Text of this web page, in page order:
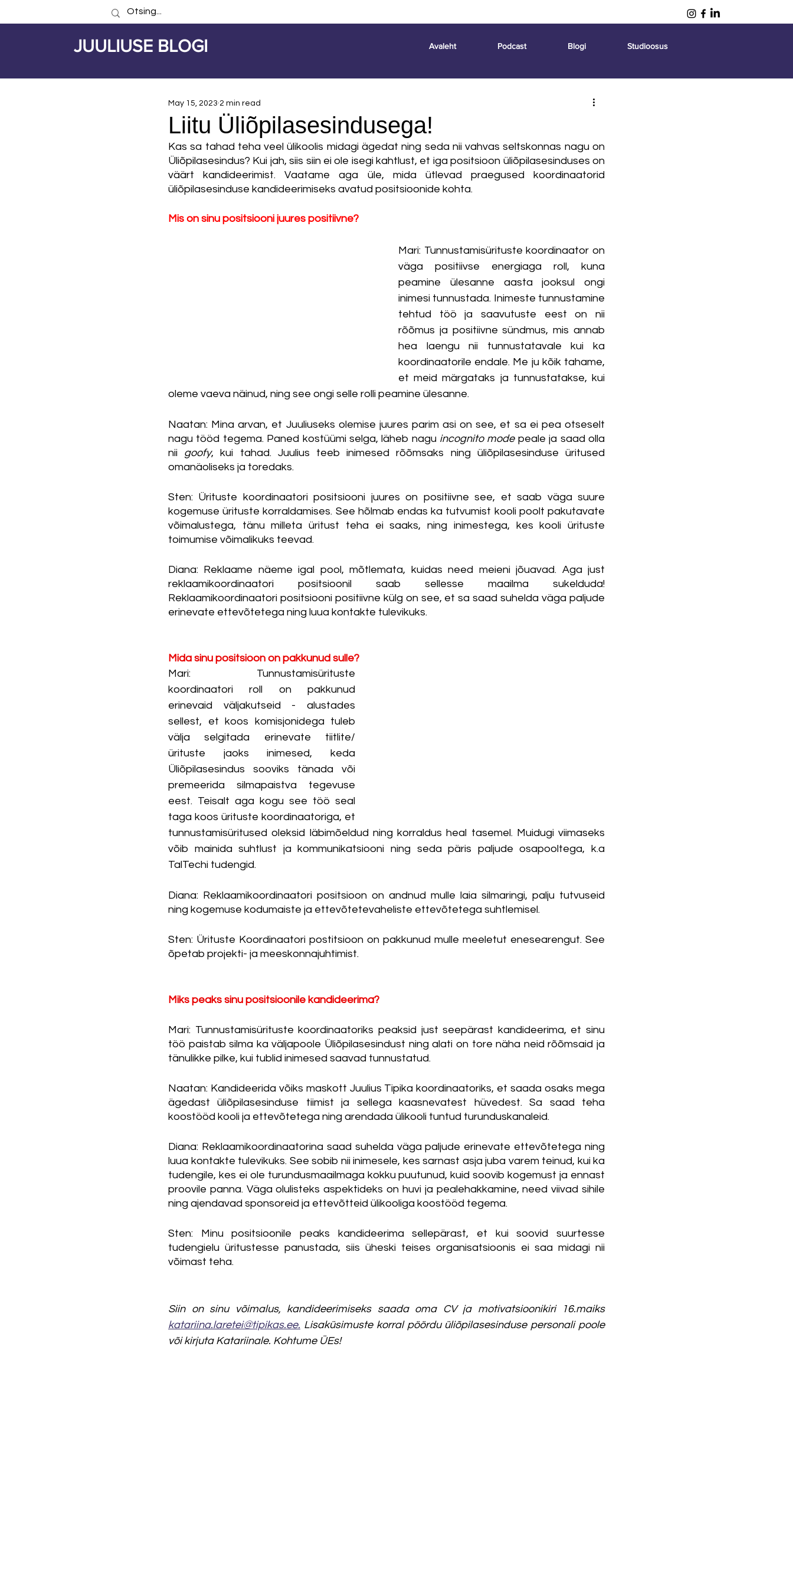
JUULIUSE BLOGI Avaleht Podcast Blogi Studioosus
Liitu Üliõpilasesindusega!
May 15, 2023 2 min read
Kas sa tahad teha veel ülikoolis midagi ägedat ning seda nii vahvas seltskonnas nagu on
Üliõpilasesindus? Kui jah, siis siin ei ole isegi kahtlust, et iga positsioon üliõpilasesinduses on
väärt kandideerimist. Vaatame aga üle, mida ütlevad praegused koordinaatorid
üliõpilasesinduse kandideerimiseks avatud positsioonide kohta.
Mis on sinu positsiooni juures positiivne?
Mari: Tunnustamisürituste koordinaator on
väga positiivse energiaga roll, kuna
peamine ülesanne aasta jooksul ongi
inimesi tunnustada. Inimeste tunnustamine
tehtud töö ja saavutuste eest on nii
rõõmus ja positiivne sündmus, mis annab
hea laengu nii tunnustatavale kui ka
koordinaatorile endale. Me ju kõik tahame,
et meid märgataks ja tunnustatakse, kui
oleme vaeva näinud, ning see ongi selle rolli peamine ülesanne.
Naatan: Mina arvan, et Juuliuseks olemise juures parim asi on see, et sa ei pea otseselt
nagu tööd tegema. Paned kostüümi selga, läheb nagu incognito mode peale ja saad olla
nii goofy, kui tahad. Juulius teeb inimesed rõõmsaks ning üliõpilasesinduse üritused
omanäoliseks ja toredaks.
Sten: Ürituste koordinaatori positsiooni juures on positiivne see, et saab väga suure
kogemuse ürituste korraldamises. See hõlmab endas ka tutvumist kooli poolt pakutavate
võimalustega, tänu milleta üritust teha ei saaks, ning inimestega, kes kooli ürituste
toimumise võimalikuks teevad.
Diana: Reklaame näeme igal pool, mõtlemata, kuidas need meieni jõuavad. Aga just
reklaamikoordinaatori positsioonil saab sellesse maailma sukelduda!
Reklaamikoordinaatori positsiooni positiivne külg on see, et sa saad suhelda väga paljude
erinevate ettevõtetega ning luua kontakte tulevikuks.
Mida sinu positsioon on pakkunud sulle?
Mari: Tunnustamisürituste
koordinaatori roll on pakkunud
erinevaid väljakutseid - alustades
sellest, et koos komisjonidega tuleb
välja selgitada erinevate tiitlite/
ürituste jaoks inimesed, keda
Üliõpilasesindus sooviks tänada või
premeerida silmapaistva tegevuse
eest. Teisalt aga kogu see töö seal
taga koos ürituste koordinaatoriga, et
tunnustamisüritused oleksid läbimõeldud ning korraldus heal tasemel. Muidugi viimaseks
võib mainida suhtlust ja kommunikatsiooni ning seda päris paljude osapooltega, k.a
TalTechi tudengid.
Diana: Reklaamikoordinaatori positsioon on andnud mulle laia silmaringi, palju tutvuseid
ning kogemuse kodumaiste ja ettevõtetevaheliste ettevõtetega suhtlemisel.
Sten: Ürituste Koordinaatori postitsioon on pakkunud mulle meeletut enesearengut. See
õpetab projekti- ja meeskonnajuhtimist.
Miks peaks sinu positsioonile kandideerima?
Mari: Tunnustamisürituste koordinaatoriks peaksid just seepärast kandideerima, et sinu
töö paistab silma ka väljapoole Üliõpilasesindust ning alati on tore näha neid rõõmsaid ja
tänulikke pilke, kui tublid inimesed saavad tunnustatud.
Naatan: Kandideerida võiks maskott Juulius Tipika koordinaatoriks, et saada osaks mega
ägedast üliõpilasesinduse tiimist ja sellega kaasnevatest hüvedest. Sa saad teha
koostööd kooli ja ettevõtetega ning arendada ülikooli tuntud turunduskanaleid.
Diana: Reklaamikoordinaatorina saad suhelda väga paljude erinevate ettevõtetega ning
luua kontakte tulevikuks. See sobib nii inimesele, kes sarnast asja juba varem teinud, kui ka
tudengile, kes ei ole turundusmaailmaga kokku puutunud, kuid soovib kogemust ja ennast
proovile panna. Väga olulisteks aspektideks on huvi ja pealehakkamine, need viivad sihile
ning ajendavad sponsoreid ja ettevõtteid ülikooliga koostööd tegema.
Sten: Minu positsioonile peaks kandideerima sellepärast, et kui soovid suurtesse
tudengielu üritustesse panustada, siis üheski teises organisatsioonis ei saa midagi nii
võimast teha.
Siin on sinu võimalus, kandideerimiseks saada oma CV ja motivatsioonikiri 16.maiks
katariina.laretei@tipikas.ee. Lisaküsimuste korral pöördu üliõpilasesinduse personali poole
või kirjuta Katariinale. Kohtume ÜEs!